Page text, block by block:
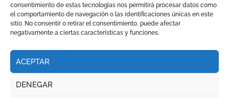
consentimiento de estas tecnologías nos permitirá procesar datos como
el comportamiento de navegación o las identificaciones únicas en este
sitio. No consentir o retirar el consentimiento, puede afectar
negativamente a ciertas características y funciones.
ACEPTAR
DENEGAR
Copyright © Todos los derechos reservados